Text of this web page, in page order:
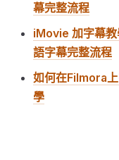
幕完整流程
iMovie 加字幕
語字幕完整流程
如何在Filmora
學